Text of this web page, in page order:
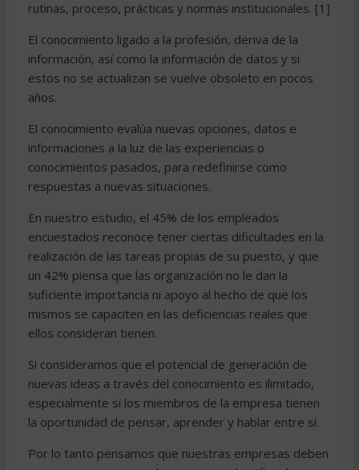
rutinas, proceso, prácticas y normas institucionales. [1]
El conocimiento ligado a la profesión, deriva de la
información, así como la información de datos y si
estos no se actualizan se vuelve obsoleto en pocos
años.
El conocimiento evalúa nuevas opciones, datos e
informaciones a la luz de las experiencias o
conocimientos pasados, para redefinirse como
respuestas a nuevas situaciones.
En nuestro estudio, el 45% de los empleados
encuestados reconoce tener ciertas dificultades en la
realización de las tareas propias de su puesto, y que
un 42% piensa que las organización no le dan la
suficiente importancia ni apoyo al hecho de que los
mismos se capaciten en las deficiencias reales que
ellos consideran tienen.
Si consideramos que el potencial de generación de
nuevas ideas a través del conocimiento es ilimitado,
especialmente si los miembros de la empresa tienen
la oportunidad de pensar, aprender y hablar entre sí.
Por lo tanto pensamos que nuestras empresas deben